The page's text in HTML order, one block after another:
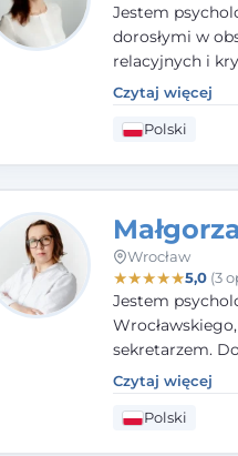
Jestem
dorosłymi w
relacyjnych i
kliniczną oraz
i seksuologii
Czytaj więcej
Polski
Wrocław
★★★★★5,0(3
Jestem
sekretarzem.
specjalizując
karnych.
Czytaj więcej
Polski